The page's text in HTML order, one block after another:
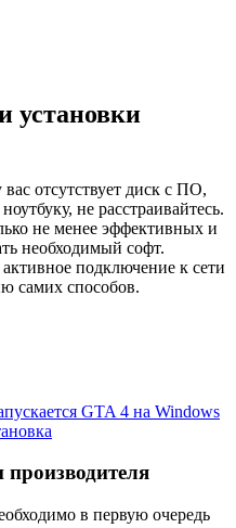
установки
отсутствует диск с ПО,
не расстраивайтесь.
не менее эффективных и
необходимый софт.
подключение к сети
самих способов.
GTA 4 на Windows
в первую очередь